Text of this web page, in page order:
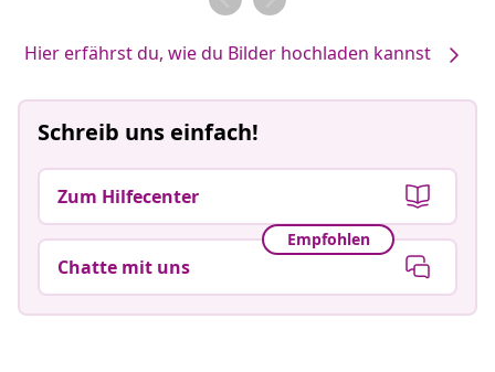
Hier erfährst du, wie du Bilder hochladen kannst
Schreib uns einfach!
Zum Hilfecenter
Empfohlen
Chatte mit uns